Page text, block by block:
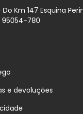
Do Km 147 Esquina
95054-780
e devoluções